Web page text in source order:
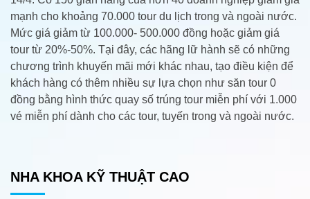
mạnh cho khoảng 70.000 tour du lịch trong và ngoài nước.
Mức giá giảm từ 100.000- 500.000 đồng hoặc giảm giá
tour từ 20%-50%. Tại đây, các hãng lữ hành sẽ có những
chương trình khuyến mãi mới khác nhau, tạo điều kiện để
khách hàng có thêm nhiều sự lựa chọn như săn tour 0
đồng bằng hình thức quay số trúng tour miễn phí với 1.000
vé miễn phí dành cho các tour, tuyến trong và ngoài nước.
NHA KHOA KỸ THUẬT CAO